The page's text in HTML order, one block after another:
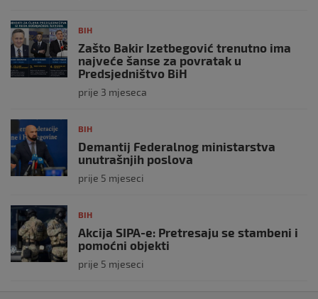
BIH
Zašto Bakir Izetbegović trenutno ima
najveće šanse za povratak u
Predsjedništvo BiH
prije 3 mjeseca
BIH
Demantij Federalnog ministarstva
unutrašnjih poslova
prije 5 mjeseci
BIH
Akcija SIPA-e: Pretresaju se stambeni i
pomoćni objekti
prije 5 mjeseci